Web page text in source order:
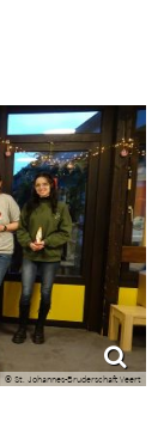
© St. Johannes-Bruderschaft Veert